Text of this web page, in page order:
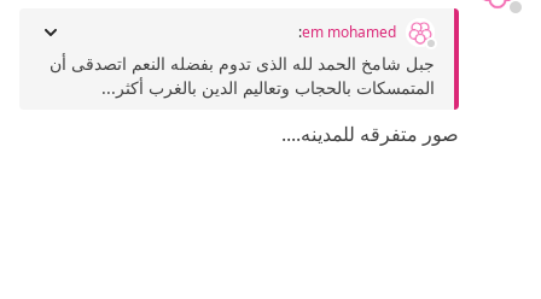
em mohamed
:
جبل شامخ الحمد لله الذى تدوم بفضله النعم اتصدقى أن
المتمسكات بالحجاب وتعاليم الدين بالغرب أكثر...
صور متفرقه للمدينه....